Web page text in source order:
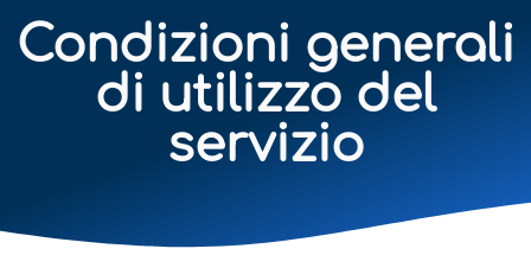
Condizioni generali
di utilizzo del
servizio​